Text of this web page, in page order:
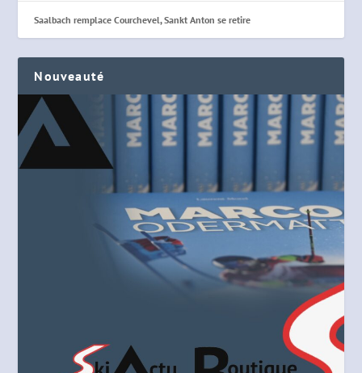
Saalbach remplace Courchevel, Sankt Anton se retire
Nouveauté